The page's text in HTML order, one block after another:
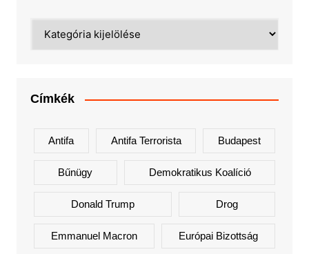
Címkék
Antifa Antifa Terrorista Budapest
Bűnügy Demokratikus Koalíció
Donald Trump Drog
Emmanuel Macron Európai Bizottság